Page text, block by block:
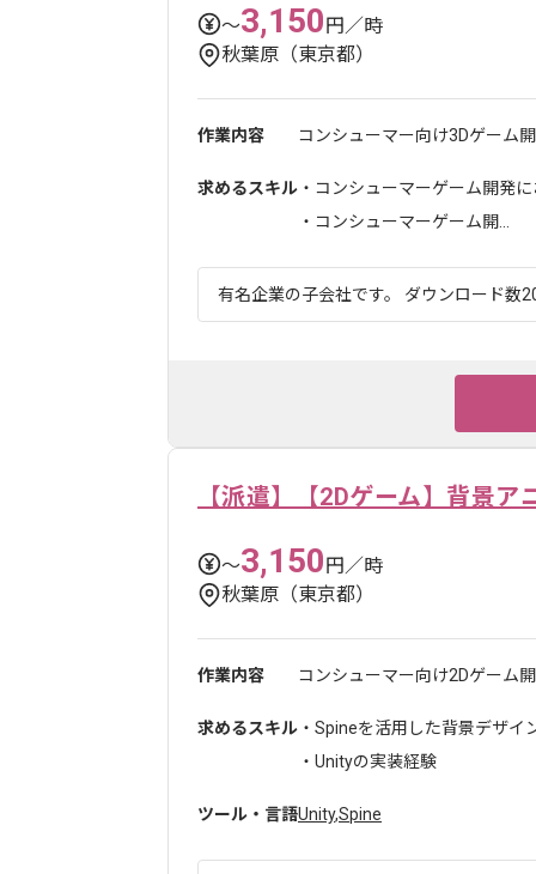
〜3,150円／時
秋葉原（東京都）
作業内容 コンシューマー向け3Dゲーム
求めるスキル ・コンシューマーゲーム開発
・コンシューマーゲーム開...
有名企業の子会社です。 ダウンロード数
【派遣】【2Dゲーム】背景ア
〜3,150円／時
秋葉原（東京都）
作業内容 コンシューマー向け2Dゲーム
求めるスキル ・Spineを活用した背景デザイ
・Unityの実装経験
ツール・言語Unity,Spine